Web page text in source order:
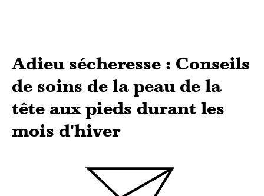
Adieu sécheresse : Conseils
de soins de la peau de la
tête aux pieds durant les
mois d'hiver